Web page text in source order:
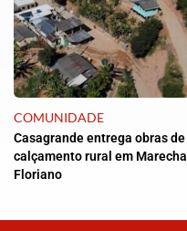
COMUNIDADE
Casagrande entrega obras de
calçamento rural em Marechal
Floriano